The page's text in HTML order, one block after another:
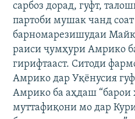
сарбоз дорад, гуфт,
партоби мушак чанд
барномарезишудаи
раиси ҷумҳури Амрико
гирифтааст. Ситоди
Амрико дар Уқёнусия
Амрико ба аҳдаш “барои
муттафиқони мо дар